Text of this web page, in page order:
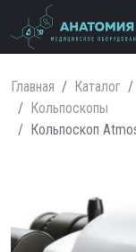
Главная Каталог
Кольпоскопы
Кольпоскоп